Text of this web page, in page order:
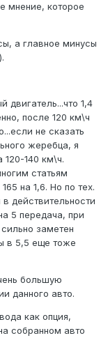
мнение, которое
а главное минусы
двигатель...что 1,4
после 120 км\ч
не сказать
жеребца, я
120-140 км\ч.
статьям
на 1,6. Но по тех.
действительности
5 передача, при
заметен
в 5,5 еще тоже
большую
данного авто.
как опция,
собранном авто